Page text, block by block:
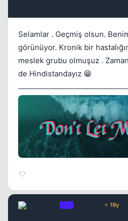
Selamlar . Geçmiş olsun.
görünüyor. Kronik bir
meslek grubu olmuşuz .
de Hindistandayız 😁
⭐ 19y